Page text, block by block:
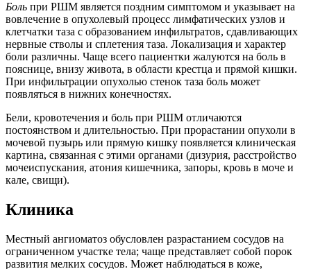
Боль при РШМ является поздним симптомом и указывает на
вовлечение в опухолевый процесс лимфатических узлов и
клетчатки таза с образованием инфильтратов, сдавливающих
нервные стволы и сплетения таза. Локализация и характер
боли различны. Чаще всего пациентки жалуются на боль в
пояснице, внизу живота, в области крестца и прямой кишки.
При инфильтрации опухолью стенок таза боль может
появляться в нижних конечностях.
Бели, кровотечения и боль при РШМ отличаются
постоянством и длительностью. При прорастании опухоли в
мочевой пузырь или прямую кишку появляется клиническая
картина, связанная с этими органами (дизурия, расстройство
мочеиспускания, атония кишечника, запоры, кровь в моче и
кале, свищи).
Клиника
Местный ангиоматоз обусловлен разрастанием сосудов на
ограниченном участке тела; чаще представляет собой порок
развития мелких сосудов. Может наблюдаться в коже,